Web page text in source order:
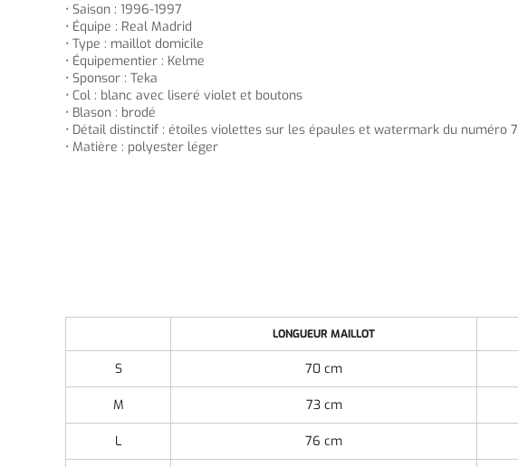
• Saison : 1996-1997
• Équipe : Real Madrid
• Type : maillot domicile
• Équipementier : Kelme
• Sponsor : Teka
• Col : blanc avec liseré violet et boutons
• Blason : brodé
• Détail distinctif : étoiles violettes sur les épaules et watermark du numéro 7
• Matière : polyester léger
LONGUEUR MAILLOT
S 70 cm
M 73 cm
L 76 cm